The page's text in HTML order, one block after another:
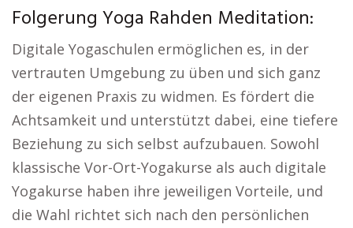
Folgerung Yoga Rahden Meditation:
Digitale Yogaschulen ermöglichen es, in der
vertrauten Umgebung zu üben und sich ganz
der eigenen Praxis zu widmen. Es fördert die
Achtsamkeit und unterstützt dabei, eine tiefere
Beziehung zu sich selbst aufzubauen. Sowohl
klassische Vor-Ort-Yogakurse als auch digitale
Yogakurse haben ihre jeweiligen Vorteile, und
die Wahl richtet sich nach den persönlichen